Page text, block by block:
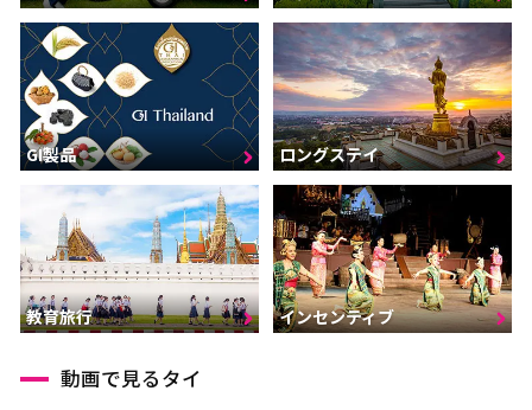
GI製品 ロングステイ
教育旅行 インセンティブ
動画で見るタイ